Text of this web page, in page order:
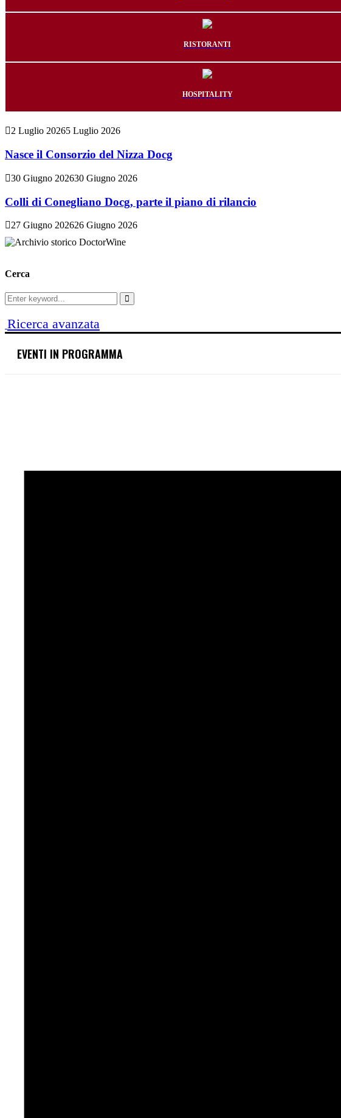
RISTORANTI
HOSPITALITY
2 Luglio 20265 Luglio 2026
Nasce il Consorzio del Nizza Docg
30 Giugno 202630 Giugno 2026
Colli di Conegliano Docg, parte il piano di rilancio
27 Giugno 202626 Giugno 2026
Cerca
Search
for:
Search
Ricerca avanzata
EVENTI IN PROGRAMMA